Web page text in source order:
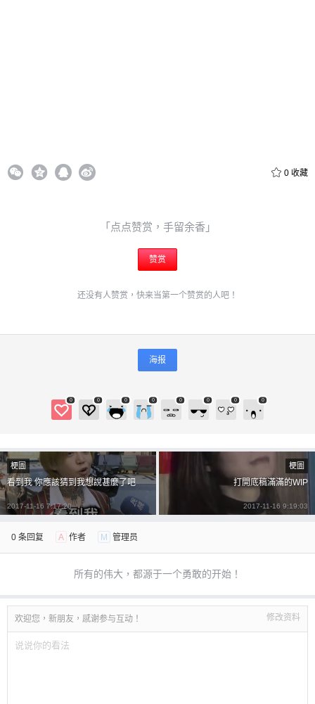
0 收藏
「点点赞赏，手留余香」
赞赏
还没有人赞赏，快来当第一个赞赏的人吧！
海报
0 0 0 0 0 0 0 0
梗圖
看到我 你應該猜到我想說甚麼了吧
2017-11-16 7:17:20
梗圖
打開底稿滿滿的WIP
2017-11-16 9:19:03
0 条回复 A 作者 M 管理员
所有的伟大，都源于一个勇敢的开始！
欢迎您，新朋友，感谢参与互动！ 修改资料